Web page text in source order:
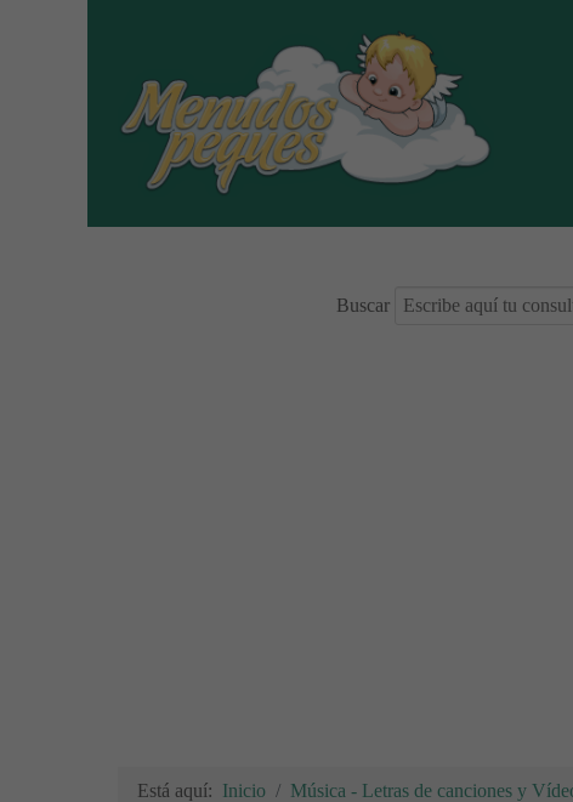
Buscar
Está aquí: Inicio Música - Letras de canciones y